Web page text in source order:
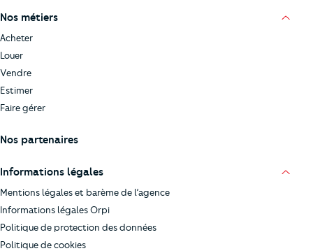
Nos métiers
Acheter
Louer
Vendre
Estimer
Faire gérer
Nos partenaires
Informations légales
Mentions légales et barème de l’agence
Informations légales Orpi
Politique de protection des données
Politique de cookies